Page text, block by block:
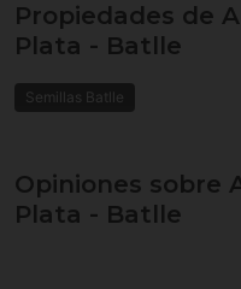
Propiedades de
Plata - Batlle
Semillas Batlle
Opiniones sobre
Plata - Batlle